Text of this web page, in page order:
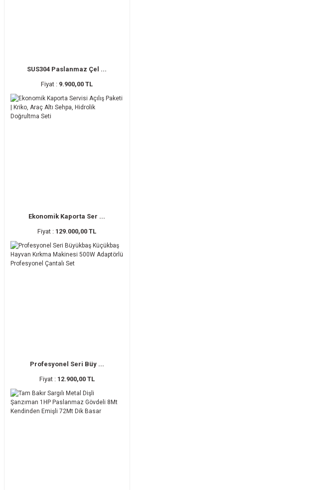
SUS304 Paslanmaz Çel ...
Fiyat : 9.900,00 TL
Ekonomik Kaporta Ser ...
Fiyat : 129.000,00 TL
Profesyonel Seri Büy ...
Fiyat : 12.900,00 TL